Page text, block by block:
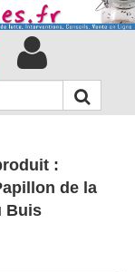
:
de la
Buis